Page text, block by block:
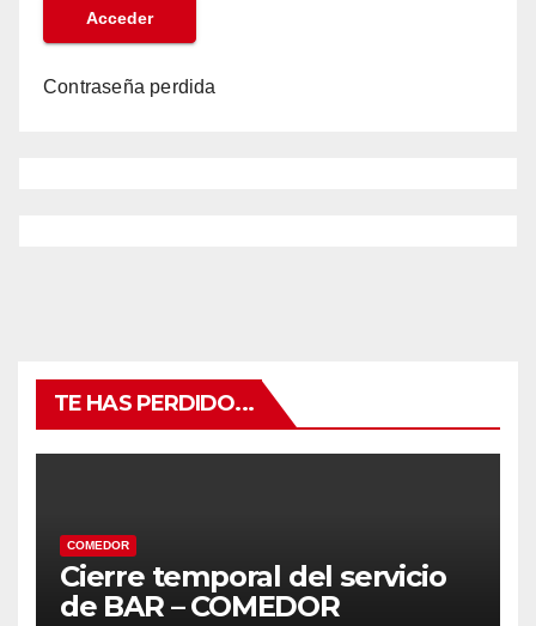
Contraseña perdida
TE HAS PERDIDO...
COMEDOR
Cierre temporal del servicio
de BAR – COMEDOR